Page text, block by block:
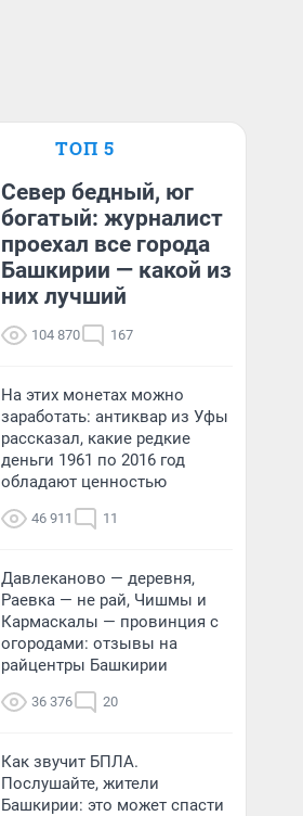
ТОП 5
Север бедный, юг
богатый: журналист
проехал все города
Башкирии — какой из
них лучший
104 870 167
На этих монетах можно
заработать: антиквар из Уфы
рассказал, какие редкие
деньги 1961 по 2016 год
обладают ценностью
46 911 11
Давлеканово — деревня,
Раевка — не рай, Чишмы и
Кармаскалы — провинция с
огородами: отзывы на
райцентры Башкирии
36 376 20
Как звучит БПЛА.
Послушайте, жители
Башкирии: это может спасти